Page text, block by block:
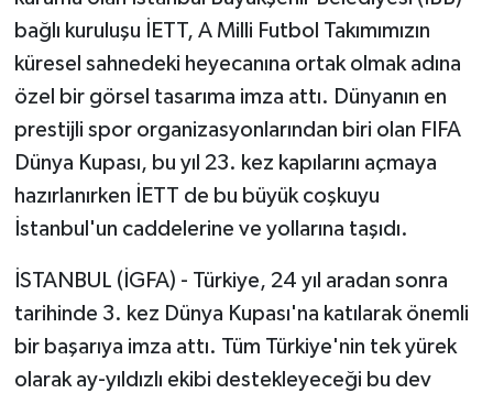
bağlı kuruluşu İETT, A Milli Futbol Takımımızın
küresel sahnedeki heyecanına ortak olmak adına
özel bir görsel tasarıma imza attı. Dünyanın en
prestijli spor organizasyonlarından biri olan FIFA
Dünya Kupası, bu yıl 23. kez kapılarını açmaya
hazırlanırken İETT de bu büyük coşkuyu
İstanbul'un caddelerine ve yollarına taşıdı.
İSTANBUL (İGFA) - Türkiye, 24 yıl aradan sonra
tarihinde 3. kez Dünya Kupası'na katılarak önemli
bir başarıya imza attı. Tüm Türkiye'nin tek yürek
olarak ay-yıldızlı ekibi destekleyeceği bu dev